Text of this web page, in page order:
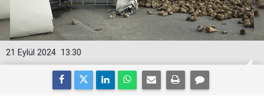
13:30
21 Eylül 2024